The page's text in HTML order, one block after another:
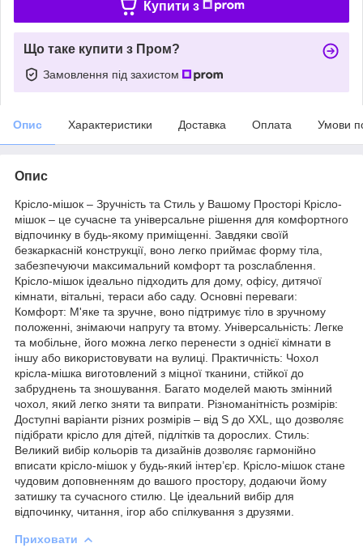
Купити з
Що таке купити з Пром?
Замовлення під захистом
Опис Характеристики Доставка Оплата Умови
Опис
Крісло-мішок – Зручність та Стиль у Вашому Просторі Крісло-
мішок – це сучасне та універсальне рішення для комфортного
відпочинку в будь-якому приміщенні. Завдяки своїй
безкаркасній конструкції, воно легко приймає форму тіла,
забезпечуючи максимальний комфорт та розслаблення.
Крісло-мішок ідеально підходить для дому, офісу, дитячої
кімнати, вітальні, тераси або саду. Основні переваги:
Комфорт: М'яке та зручне, воно підтримує тіло в зручному
положенні, знімаючи напругу та втому. Універсальність: Легке
та мобільне, його можна легко перенести з однієї кімнати в
іншу або використовувати на вулиці. Практичність: Чохол
крісла-мішка виготовлений з міцної тканини, стійкої до
забруднень та зношування. Багато моделей мають змінний
чохол, який легко зняти та випрати. Різноманітність розмірів:
Доступні варіанти різних розмірів – від S до XXL, що дозволяє
підібрати крісло для дітей, підлітків та дорослих. Стиль:
Великий вибір кольорів та дизайнів дозволяє гармонійно
вписати крісло-мішок у будь-який інтер’єр. Крісло-мішок стане
чудовим доповненням до вашого простору, додаючи йому
затишку та сучасного стилю. Це ідеальний вибір для
відпочинку, читання, ігор або спілкування з друзями.
Приховати